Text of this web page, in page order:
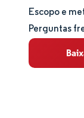
Análise
Escopo e
Perguntas